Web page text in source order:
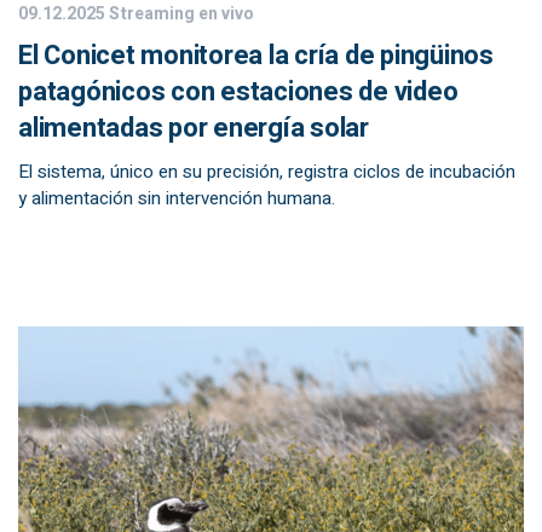
09.12.2025Streaming en vivo
El Conicet monitorea la cría de pingüinos
patagónicos con estaciones de video
alimentadas por energía solar
El sistema, único en su precisión, registra ciclos de incubación
y alimentación sin intervención humana.